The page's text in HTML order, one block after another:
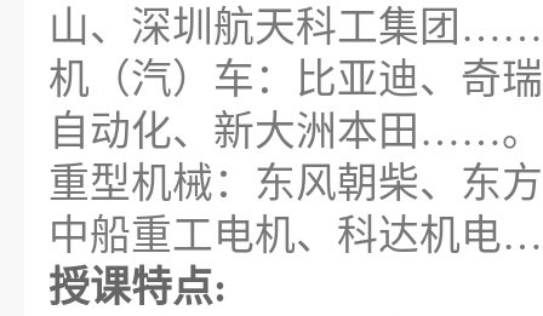
山、深圳航天科工集团
机（汽）车：比亚迪、奇
自动化、新大洲本田……。
重型机械：东风朝柴、东
中船重工电机、科达机
授课特点: